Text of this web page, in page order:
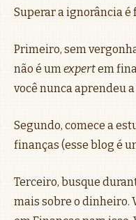
Superar a ignorância é
Primeiro, sem
não é umexpertem
você nunca aprendeu
Segundo, comece a
finanças (esse blog é
Terceiro, busque
mais sobre o dinheiro.